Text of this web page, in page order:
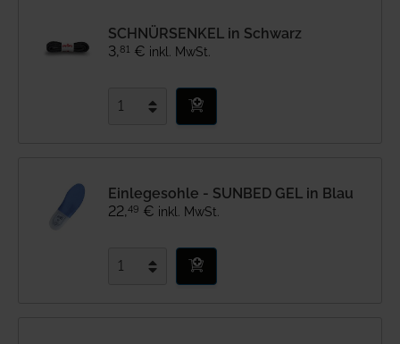
SCHNÜRSENKEL in Schwarz
3,81 € inkl. MwSt.
Einlegesohle - SUNBED GEL in Blau
22,49 € inkl. MwSt.